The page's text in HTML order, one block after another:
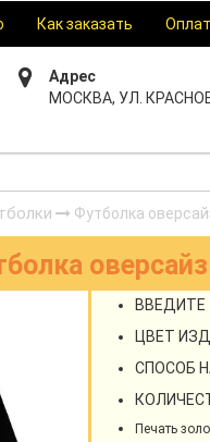
Как заказать
Адрес
МОСКВА, УЛ.
Футболка
ВВЕДИТЕ
ЦВЕТ
СПОСОБ
Печать